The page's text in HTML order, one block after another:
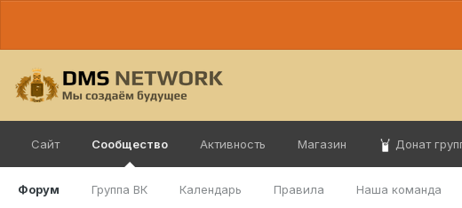
Сайт Сообщество
Форум Группа ВК Календарь Правила Наша команда
Активность Магазин Донат